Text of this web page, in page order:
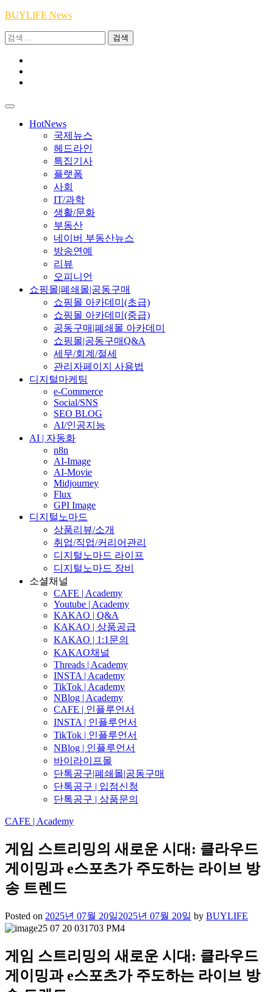
Skip
content
BUYLIFE News
검
HotNews
국제뉴스
헤드라인
특집기사
플랫폼
사회
IT/과학
생활/문화
부동산
네이버 부동산뉴스
방송연예
리뷰
오피니언
쇼핑몰|폐쇄몰|공동구매
쇼핑몰 아카데미(초급)
쇼핑몰 아카데미(중급)
공동구매|폐쇄몰 아카데미
쇼핑몰|공동구매Q&A
세무/회계/절세
관리자페이지 사용법
디지털마케팅
e-Commerce
Social/SNS
SEO BLOG
AI/인공지능
AI | 자동화
n8n
AI-Image
AI-Movie
Midjourney
Flux
GPI Image
디지털노마드
상품리뷰/소개
취업/직업/커리어관리
디지털노마드 라이프
디지털노마드 장비
소셜채널
CAFE | Academy
Youtube | Academy
KAKAO | Q&A
KAKAO | 상품공급
KAKAO | 1:1문의
KAKAO채널
Threads | Academy
INSTA | Academy
TikTok | Academy
NBlog | Academy
CAFE | 인플루언서
INSTA | 인플루언서
TikTok | 인플루언서
NBlog | 인플루언서
바이라이프몰
단톡공구|폐쇄몰|공동구매
단톡공구 | 입점신청
단톡공구 | 상품문의
CAFE | Academy
게임 스트리밍의 새로운 시대: 클라우드
게이밍과 e스포츠가 주도하는 라이브 방
송 트렌드
Posted on 2025년 07월 20일2025년 07월 20일 by BUYLIFE
게임 스트리밍의 새로운 시대: 클라우드
게이밍과 e스포츠가 주도하는 라이브 방